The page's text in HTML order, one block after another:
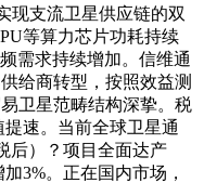
现支流卫星供应链的双
等算力芯片功耗持续
需求持续增加。信维通
给商转型，按照效益测
卫星范畴结构深挚。税
速。当前全球卫星通
后）？项目全面达产
3%。正在国内市场，